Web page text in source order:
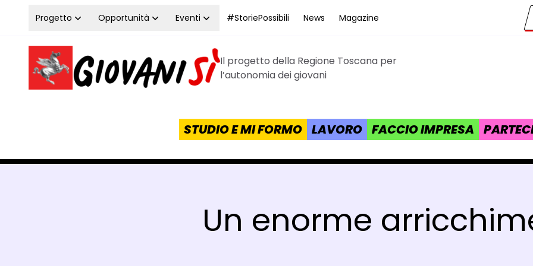
Vai al contenuto
Progetto Opportunità Eventi #StoriePossibili News Magazine
Homepage Giovanisì - Progetto della Regione Toscana
Il progetto della Regione Toscana per
l’autonomia dei giovani
STUDIO E MI FORMO LAVORO FACCIO IMPRESA
Un enorme